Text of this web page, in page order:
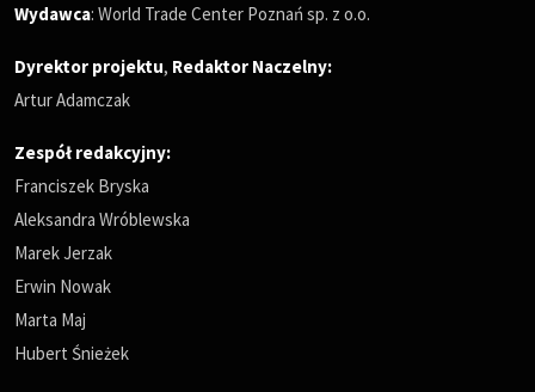
Wydawca: World Trade Center Poznań sp. z o.o.
Dyrektor projektu, Redaktor Naczelny:
Artur Adamczak
Zespół redakcyjny:
Franciszek Bryska
Aleksandra Wróblewska
Marek Jerzak
Erwin Nowak
Marta Maj
Hubert Śnieżek